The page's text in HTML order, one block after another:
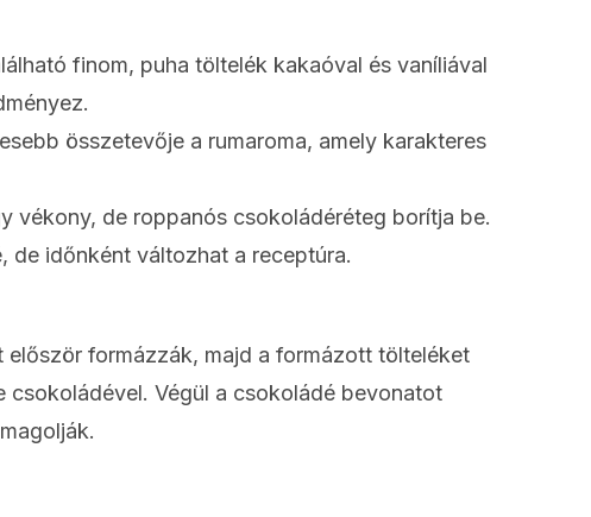
finom, puha töltelék kakaóval és vaníliával
összetevője a rumaroma, amely karakteres
de roppanós csokoládéréteg borítja be.
időnként változhat a receptúra.
formázzák, majd a formázott tölteléket
Végül a csokoládé bevonatot